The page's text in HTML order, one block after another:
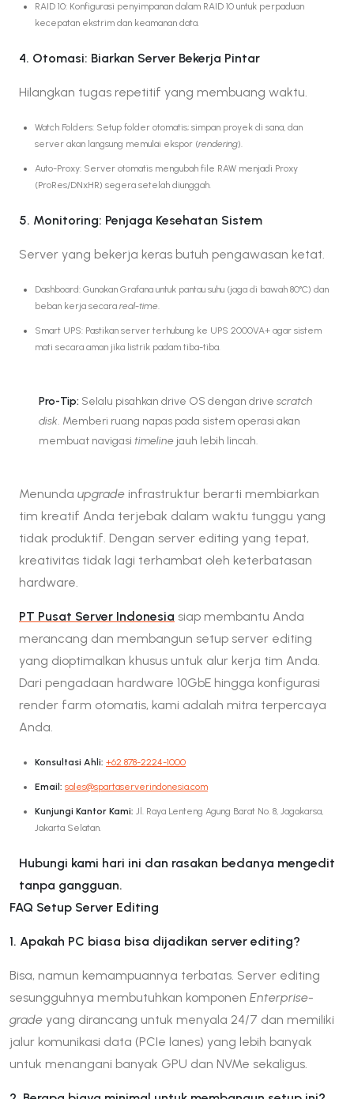
RAID 10: Konfigurasi penyimpanan dalam RAID 10 untuk perpaduan
kecepatan ekstrim dan keamanan data.
4. Otomasi: Biarkan Server Bekerja Pintar
Hilangkan tugas repetitif yang membuang waktu.
Watch Folders: Setup folder otomatis; simpan proyek di sana, dan
server akan langsung memulai ekspor (rendering).
Auto-Proxy: Server otomatis mengubah file RAW menjadi Proxy
(ProRes/DNxHR) segera setelah diunggah.
5. Monitoring: Penjaga Kesehatan Sistem
Server yang bekerja keras butuh pengawasan ketat.
Dashboard: Gunakan Grafana untuk pantau suhu (jaga di bawah 80°C) dan
beban kerja secara real-time.
Smart UPS: Pastikan server terhubung ke UPS 2000VA+ agar sistem
mati secara aman jika listrik padam tiba-tiba.
Pro-Tip: Selalu pisahkan drive OS dengan drive scratch
disk. Memberi ruang napas pada sistem operasi akan
membuat navigasi timeline jauh lebih lincah.
Menunda upgrade infrastruktur berarti membiarkan
tim kreatif Anda terjebak dalam waktu tunggu yang
tidak produktif. Dengan server editing yang tepat,
kreativitas tidak lagi terhambat oleh keterbatasan
hardware.
PT Pusat Server Indonesia siap membantu Anda
merancang dan membangun setup server editing
yang dioptimalkan khusus untuk alur kerja tim Anda.
Dari pengadaan hardware 10GbE hingga konfigurasi
render farm otomatis, kami adalah mitra terpercaya
Anda.
Konsultasi Ahli: +62 878-2224-1000
Email: sales@spartaserverindonesia.com
Kunjungi Kantor Kami: Jl. Raya Lenteng Agung Barat No. 8, Jagakarsa,
Jakarta Selatan.
Hubungi kami hari ini dan rasakan bedanya mengedit
tanpa gangguan.
FAQ Setup Server Editing
1. Apakah PC biasa bisa dijadikan server editing?
Bisa, namun kemampuannya terbatas. Server editing
sesungguhnya membutuhkan komponen Enterprise-
grade yang dirancang untuk menyala 24/7 dan memiliki
jalur komunikasi data (PCIe lanes) yang lebih banyak
untuk menangani banyak GPU dan NVMe sekaligus.